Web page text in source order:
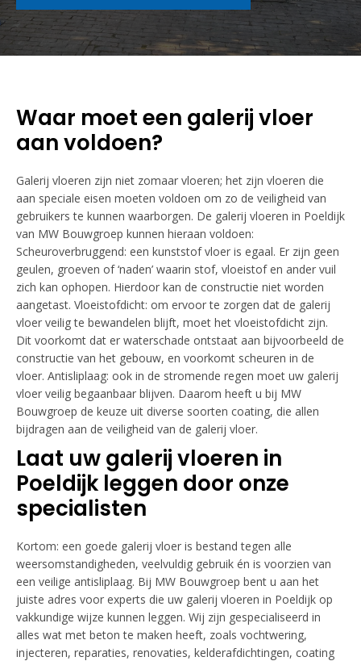
Waar moet een galerij vloer
aan voldoen?
Galerij vloeren zijn niet zomaar vloeren; het zijn vloeren die
aan speciale eisen moeten voldoen om zo de veiligheid van
gebruikers te kunnen waarborgen. De galerij vloeren in Poeldijk
van MW Bouwgroep kunnen hieraan voldoen:
Scheuroverbruggend: een kunststof vloer is egaal. Er zijn geen
geulen, groeven of ‘naden’ waarin stof, vloeistof en ander vuil
zich kan ophopen. Hierdoor kan de constructie niet worden
aangetast. Vloeistofdicht: om ervoor te zorgen dat de galerij
vloer veilig te bewandelen blijft, moet het vloeistofdicht zijn.
Dit voorkomt dat er waterschade ontstaat aan bijvoorbeeld de
constructie van het gebouw, en voorkomt scheuren in de
vloer. Antisliplaag: ook in de stromende regen moet uw galerij
vloer veilig begaanbaar blijven. Daarom heeft u bij MW
Bouwgroep de keuze uit diverse soorten coating, die allen
bijdragen aan de veiligheid van de galerij vloer.
Laat uw galerij vloeren in
Poeldijk leggen door onze
specialisten
Kortom: een goede galerij vloer is bestand tegen alle
weersomstandigheden, veelvuldig gebruik én is voorzien van
een veilige antisliplaag. Bij MW Bouwgroep bent u aan het
juiste adres voor experts die uw galerij vloeren in Poeldijk op
vakkundige wijze kunnen leggen. Wij zijn gespecialiseerd in
alles wat met beton te maken heeft, zoals vochtwering,
injecteren, reparaties, renovaties, kelderafdichtingen, coating